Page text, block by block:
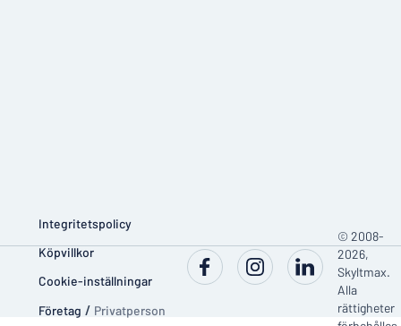
Integritetspolicy
Köpvillkor
Cookie-inställningar
Företag / Privatperson
© 2008-
2026,
Skyltmax.
Alla
rättigheter